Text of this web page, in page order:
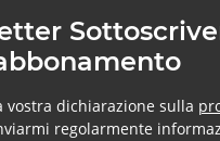
vostra dichiarazione sulla
regolarmente